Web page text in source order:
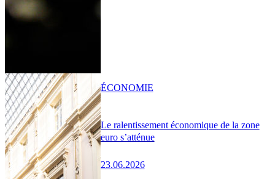
Le ralentissement économique de la zone
euro s’atténue
23.06.2026
ÉCONOMIE